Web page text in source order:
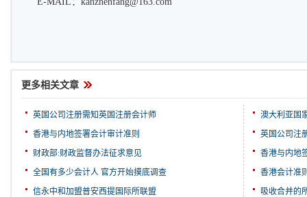
更多相关文章
英国公司注册需知英国注册会计师
香港与内地签署会计审计准则
财政部:财政监督办法征求意见
全国有多少会计人 官方开始摸底调查
信永中和加盟普安西提国际所联盟
澳大利亚国
英国公司注
香港与内地
香港会计准
吸收合并的